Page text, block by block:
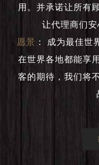
用。并承诺让所有
让代理商们
愿景 ：
成为最佳世
在世界各地都能享
客的期待，我们将